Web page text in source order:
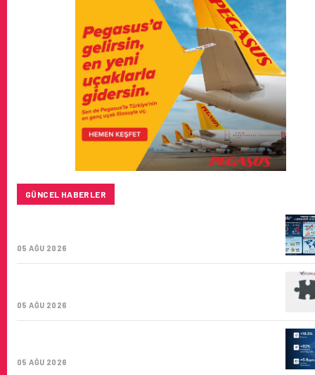
GÜNCEL HABERLER
05 AĞU 2026
05 AĞU 2026
05 AĞU 2026